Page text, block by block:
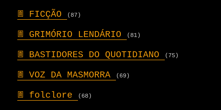
𖣍 FICÇÃO (87)
𖣍 GRIMÓRIO LENDÁRIO (81)
𖣍 BASTIDORES DO QUOTIDIANO (75)
𖣍 VOZ DA MASMORRA (69)
𖣍 folclore (68)